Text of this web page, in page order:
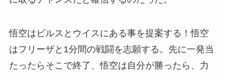
悟空はビルスとウイスにある事を提案する！悟空
はフリーザと1分間の戦闘を志願する。先に一発当
たったらそこで終了、悟空は自分が勝ったら、力